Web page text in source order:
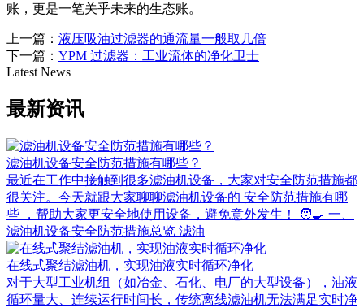
账，更是一笔关乎未来的生态账。
上一篇： 液压吸油过滤器的通流量一般取几倍
下一篇： YPM 过滤器：工业流体的净化卫士
Latest News
最新资讯
滤油机设备安全防范措施有哪些？
最近在工作中接触到很多滤油机设备，大家对安全防范措施都
很关注。今天就跟大家聊聊滤油机设备的 安全防范措施有哪
些 ，帮助大家更安全地使用设备，避免意外发生！ 🧑‍🍳 一、
滤油机设备安全防范措施总览 滤油
在线式聚结滤油机，实现油液实时循环净化
对于大型工业机组（如冶金、石化、电厂的大型设备），油液
循环量大、连续运行时间长，传统离线滤油机无法满足实时净